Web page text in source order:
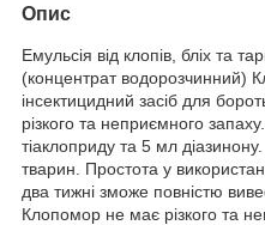
Опис
Емульсія від клопів, бліх та
(концентрат водорозчинний)
інсектицидний засіб для
різкого та неприємного
тіаклоприду та 5 мл
тварин. Простота у
два тижні зможе повністю
Клопомор не має різкого та